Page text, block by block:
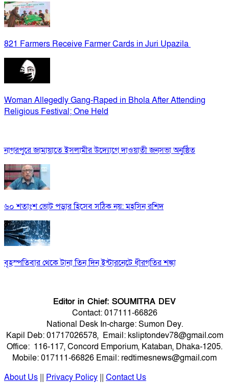
821 Farmers Receive Farmer Cards in Juri Upazila
Woman Allegedly Gang-Raped in Bhola After Attending
Religious Festival; One Held
নাগরপুরে জামায়াতে ইসলামীর উদ্যোগে দাওয়াতী জনসভা অনুষ্ঠিত
৬০ শতাংশ ভোট পড়ার হিসেব সঠিক নয়: মহসিন রশিদ
বৃহস্পতিবার থেকে টানা তিন দিন ইন্টারনেটে ধীরগতির শঙ্কা
Editor in Chief: SOUMITRA DEV
Contact: 017111-66826
National Desk In-charge: Sumon Dey.
Kapil Deb: 01717026578, Email: ksliptondev78@gmail.com
Office: 116-117, Concord Emporium, Kataban, Dhaka-1205.
Mobile: 017111-66826 Email: redtimesnews@gmail.com
About Us || Privacy Policy || Contact Us